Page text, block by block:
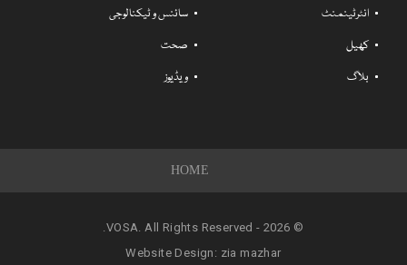
انٹرٹینمنٹ
سائنس و ٹیکنالوجی
کھیل
صحت
بلاگ
ویڈیوز
HOME
© 2026 - VOSA. All Rights Reserved.
Website Design: zia mazhar